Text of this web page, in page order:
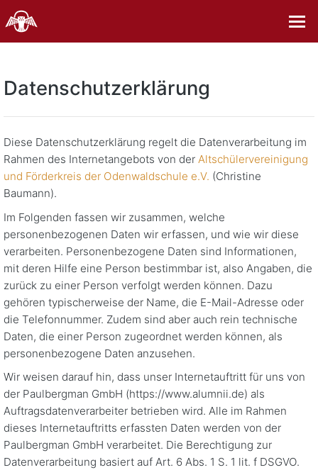
Datenschutzerklärung
Diese Datenschutzerklärung regelt die Datenverarbeitung im
Rahmen des Internetangebots von der Altschülervereinigung
und Förderkreis der Odenwaldschule e.V. (Christine
Baumann).
Im Folgenden fassen wir zusammen, welche
personenbezogenen Daten wir erfassen, und wie wir diese
verarbeiten. Personenbezogene Daten sind Informationen,
mit deren Hilfe eine Person bestimmbar ist, also Angaben, die
zurück zu einer Person verfolgt werden können. Dazu
gehören typischerweise der Name, die E-Mail-Adresse oder
die Telefonnummer. Zudem sind aber auch rein technische
Daten, die einer Person zugeordnet werden können, als
personenbezogene Daten anzusehen.
Wir weisen darauf hin, dass unser Internetauftritt für uns von
der Paulbergman GmbH (https://www.alumnii.de) als
Auftragsdatenverarbeiter betrieben wird. Alle im Rahmen
dieses Internetauftritts erfassten Daten werden von der
Paulbergman GmbH verarbeitet. Die Berechtigung zur
Datenverarbeitung basiert auf Art. 6 Abs. 1 S. 1 lit. f DSGVO.